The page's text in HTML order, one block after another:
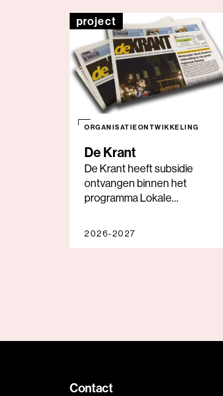
project
De Krant
ORGANISATIEONTWIKKELING
De Krant heeft subsidie
ontvangen binnen het
programma Lokale
2026-2027
Contact